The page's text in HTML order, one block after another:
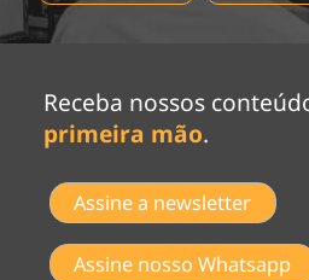
Receba nossos
primeira mão.
Assine a newsletter
Assine nosso Whatsapp